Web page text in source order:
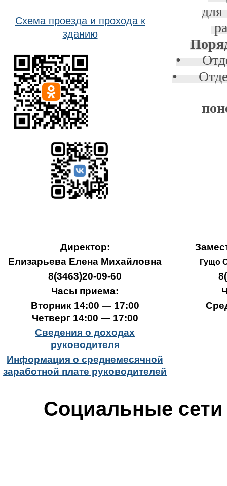
Схема проезда и прохода к
зданию
для
•
•
Директор:
Елизарьева Елена Михайловна
8(3463)20-09-60
Часы приема:
Вторник 14:00 — 17:00
Четверг 14:00 — 17:00
Сведения о доходах
руководителя
Информация о среднемесячной
заработной плате руководителей
Гущо
Социальные